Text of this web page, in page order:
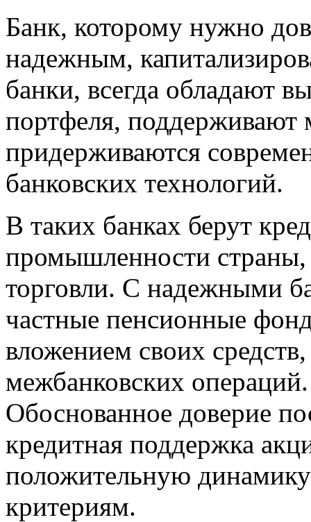
Банк, которому нужно
надежным,
банки, всегда обладают
портфеля, поддерживают
придерживаются
банковских технологий.
В таких банках берут
промышленности страны,
торговли. C надежными
частные пенсионные
вложением своих
межбанковских операций.
Обоснованное доверие
кредитная поддержка
положительную
критериям.